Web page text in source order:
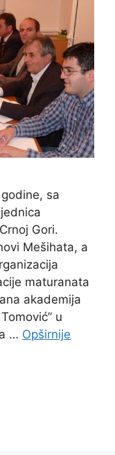
sa
Gori.
Mešihata, a
maturanata
akademija
u
… Opširnije